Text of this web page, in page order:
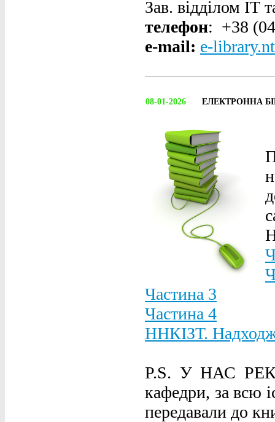
Зав. відділом ІТ
телефон: +38
e-mail: e-
08-01-2026 ЕЛЕКТРОННА
Частина 3
Частина 4
ННКІЗТ.
P.S. У НАС
кафедри, за всю
передавали до